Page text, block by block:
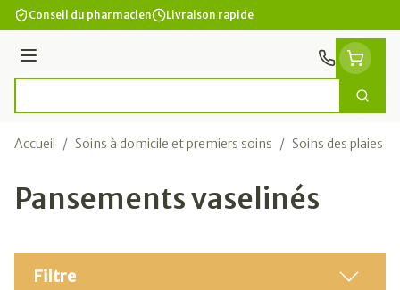
Aller au contenu
Conseil du pharmacien Livraison rapide
Menu
Accueil / Soins à domicile et premiers soins / Soins des plaies
Pansements vaselinés
Filtre